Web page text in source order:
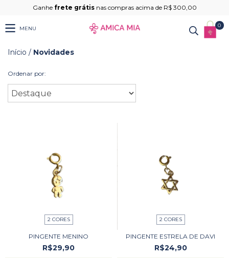
Ganhe frete grátisnas compras acima de R$ 300,00
MENU 0
Início / Novidades
Ordenar por:
2 CORES
PINGENTE MENINO
R$29,90
2 CORES
PINGENTE ESTRELA DE DAVI
R$24,90